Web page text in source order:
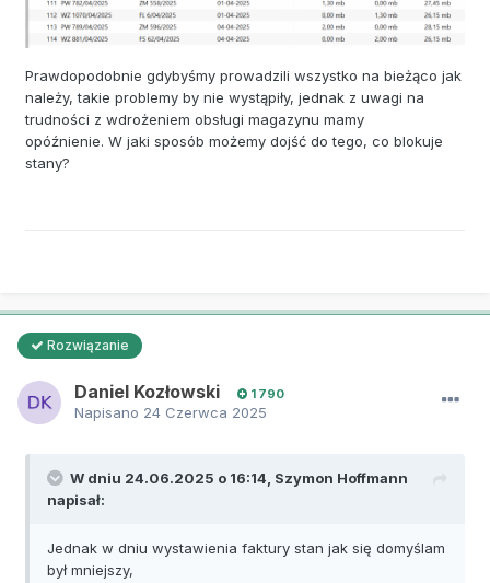
Prawdopodobnie gdybyśmy prowadzili wszystko na bieżąco jak
należy, takie problemy by nie wystąpiły, jednak z uwagi na
trudności z wdrożeniem obsługi magazynu mamy
opóźnienie. W jaki sposób możemy dojść do tego, co blokuje
stany?
Rozwiązanie
Daniel Kozłowski 1 790
Napisano 24 Czerwca 2025
W dniu 24.06.2025 o 16:14, Szymon Hoffmann
napisał:
Jednak w dniu wystawienia faktury stan jak się domyślam
był mniejszy,